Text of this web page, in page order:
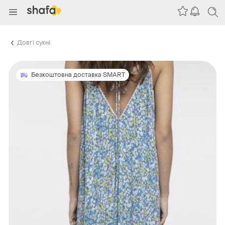
Довгі сукні
Безкоштовна доставка SMART